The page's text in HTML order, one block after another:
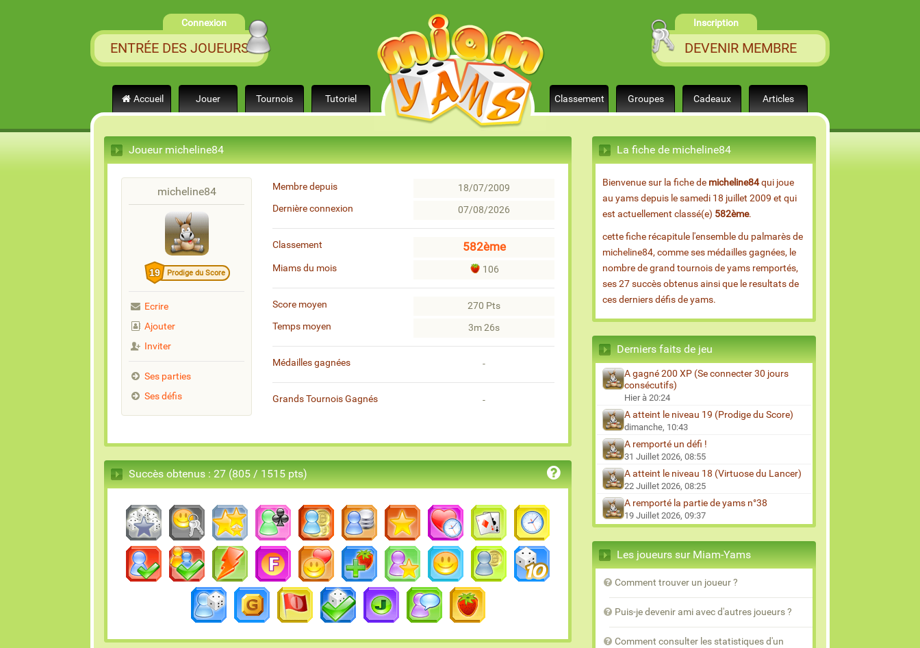
Connexion
ENTRÉE DES JOUEURS
Inscription
DEVENIR MEMBRE
Accueil Jouer Tournois Tutoriel Classement Groupes Cadeaux Articles
Joueur micheline84
micheline84
19 Prodige du Score
Ecrire
Ajouter
Inviter
Ses parties
Ses défis
Membre depuis
18/07/2009
Dernière connexion
07/08/2026
Classement 582ème
Miams du mois 106
Score moyen
270 Pts
Temps moyen
3m 26s
Médailles gagnées -
Grands Tournois Gagnés -
Succès obtenus : 27 (805 / 1515 pts)
La fiche de micheline84
Bienvenue sur la fiche de micheline84qui joue
au yams depuis le samedi 18 juillet 2009 et qui
est actuellement classé(e) 582ème.
cette fiche récapitule l'ensemble du palmarès de
micheline84, comme ses médailles gagnées, le
nombre de grand tournois de yams remportés,
ses 27 succès obtenus ainsi que le resultats de
ces derniers défis de yams.
Derniers faits de jeu
A gagné 200 XP (Se connecter 30 jours
consécutifs)
Hier à 20:24
A atteint le niveau 19 (Prodige du Score)
dimanche, 10:43
A remporté un défi !
31 Juillet 2026, 08:55
A atteint le niveau 18 (Virtuose du Lancer)
22 Juillet 2026, 08:25
A remporté la partie de yams n°38
19 Juillet 2026, 09:37
Les joueurs sur Miam-Yams
Comment trouver un joueur ?
Puis-je devenir ami avec d'autres joueurs ?
Comment consulter les statistiques d'un